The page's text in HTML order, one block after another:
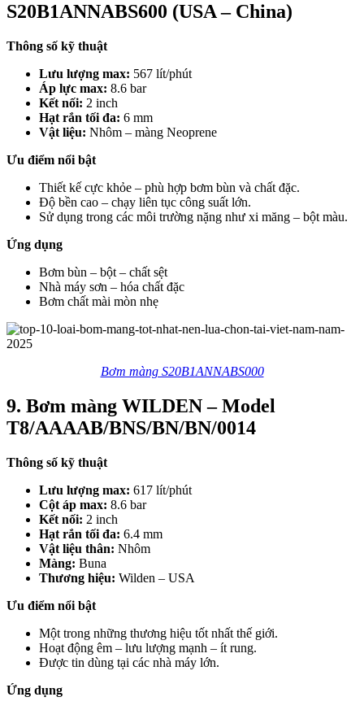
S20B1ANNABS600 (USA – China)
Thông số kỹ thuật
Lưu lượng max: 567 lít/phút
Áp lực max: 8.6 bar
Kết nối: 2 inch
Hạt rắn tối đa: 6 mm
Vật liệu: Nhôm – màng Neoprene
Ưu điểm nổi bật
Thiết kế cực khỏe – phù hợp bơm bùn và chất đặc.
Độ bền cao – chạy liên tục công suất lớn.
Sử dụng trong các môi trường nặng như xi măng – bột màu.
Ứng dụng
Bơm bùn – bột – chất sệt
Nhà máy sơn – hóa chất đặc
Bơm chất mài mòn nhẹ
Bơm màng S20B1ANNABS000
9. Bơm màng WILDEN – Model
T8/AAAAB/BNS/BN/BN/0014
Thông số kỹ thuật
Lưu lượng max: 617 lít/phút
Cột áp max: 8.6 bar
Kết nối: 2 inch
Hạt rắn tối đa: 6.4 mm
Vật liệu thân: Nhôm
Màng: Buna
Thương hiệu: Wilden – USA
Ưu điểm nổi bật
Một trong những thương hiệu tốt nhất thế giới.
Hoạt động êm – lưu lượng mạnh – ít rung.
Được tin dùng tại các nhà máy lớn.
Ứng dụng